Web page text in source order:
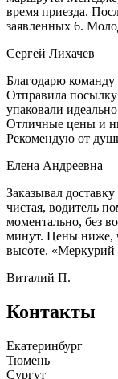
время приезда.
заявленных 6.
Сергей Лихачев
Благодарю
Отправила
упаковали
Отличные цены и
Рекомендую от
Елена Андреевна
Заказывал
чистая, водитель
моментально, без
минут. Цены ниже,
высоте.
Виталий П.
Контакты
Екатеринбург
Тюмень
Сургут